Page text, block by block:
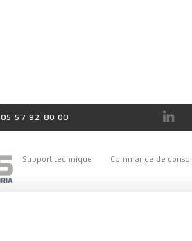
05 57 92 80 00
Support technique Commande de